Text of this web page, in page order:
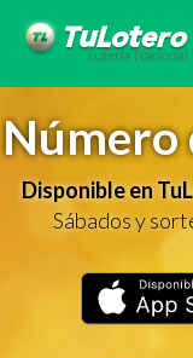
Número
Disponible en
Sábados y